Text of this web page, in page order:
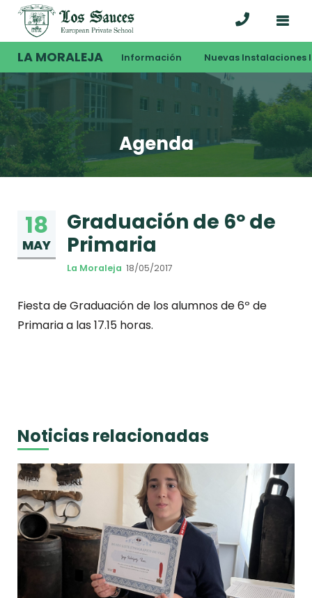
LA MORALEJA Información Nuevas Instalaciones
Agenda
18
MAY
Graduación de 6º de
Primaria
La Moraleja 18/05/2017
Fiesta de Graduación de los alumnos de 6º de
Primaria a las 17.15 horas.
Noticias relacionadas